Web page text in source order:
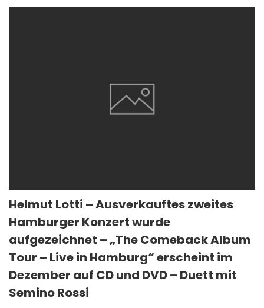
Helmut Lotti – Ausverkauftes zweites
Hamburger Konzert wurde
aufgezeichnet – „The Comeback Album
Tour – Live in Hamburg“ erscheint im
Dezember auf CD und DVD – Duett mit
Semino Rossi